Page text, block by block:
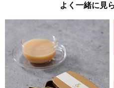
よく一緒に見